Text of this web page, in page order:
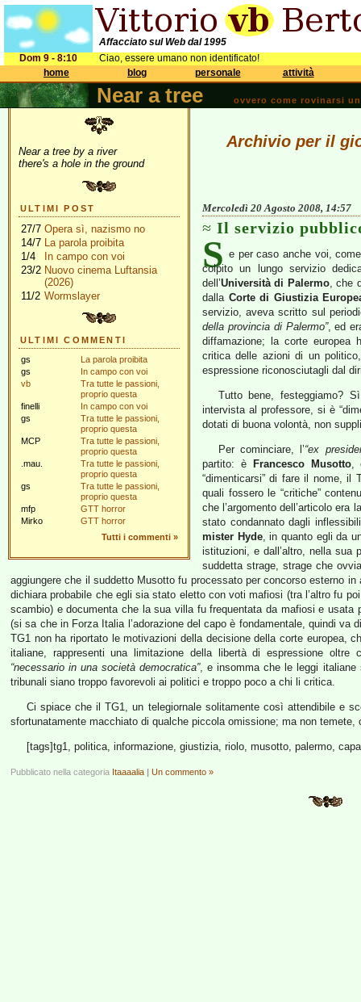
Affacciato sul Web dal 1995
Dom 9 - 8:10
Ciao, essere umano non identificato!
home
blog personale attività
Near a tree ovvero come rovinarsi
Near a tree by a river
there's a hole in the ground
ULTIMI POST
27/7 Opera sì, nazismo no
14/7 La parola proibita
1/4
In campo con voi
23/2 Nuovo cinema Luftansia
(2026)
11/2 Wormslayer
ULTIMI COMMENTI
gs
La parola proibita
gs
In campo con voi
vb
Tra tutte le passioni,
proprio questa
finelli
In campo con voi
gs
Tra tutte le passioni,
proprio questa
MCP
Tra tutte le passioni,
proprio questa
.mau.
Tra tutte le passioni,
proprio questa
gs
Tra tutte le passioni,
proprio questa
mfp
GTT horror
Mirko
GTT horror
Tutti i commenti »
Archivio per il
Mercoledì 20 Agosto 2008, 14:57
Il servizio
S e per caso anche voi,
colpito un lungo servizio
dell’Università di Palermo, che
dalla Corte di Giustizia
servizio, aveva scritto sul
della provincia di Palermo”, ed
diffamazione; la corte europea
critica delle azioni di un
espressione riconosciutagli dal
Tutto bene, festeggiamo?
intervista al professore, si è
dotati di buona volontà, non
Per cominciare, l’“ex
partito: è
Francesco Musotto,
“dimenticarsi” di fare il nome, il
quali fossero le “critiche”
che l’argomento dell’articolo era
stato condannato dagli
mister Hyde, in quanto egli da
istituzioni, e dall’altro, nella sua
suddetta strage, strage che
aggiungere che il suddetto Musotto fu processato per concorso esterno
dichiara probabile che egli sia stato eletto con voti mafiosi (tra l’altro fu
scambio) e documenta che la sua villa fu frequentata da mafiosi e usata
(si sa che in Forza Italia l’adorazione del capo è fondamentale, quindi
TG1 non ha riportato le motivazioni della decisione della corte europea,
italiane, rappresenti una limitazione della libertà di espressione
“necessario in una società democratica”, e insomma che le leggi italiane
tribunali siano troppo favorevoli ai politici e troppo poco a chi li critica.
Ci spiace che il TG1, un telegiornale solitamente così attendibile e
sfortunatamente macchiato di qualche piccola omissione; ma non
[tags]tg1, politica, informazione, giustizia, riolo, musotto, palermo,
Pubblicato nella categoria Itaaaalia | Un commento »